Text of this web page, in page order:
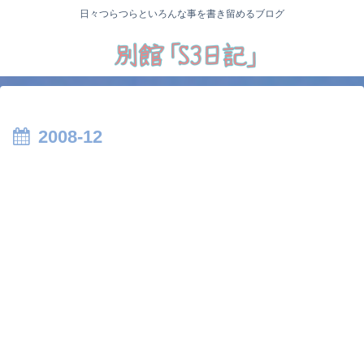
日々つらつらといろんな事を書き留めるブログ
2008-12